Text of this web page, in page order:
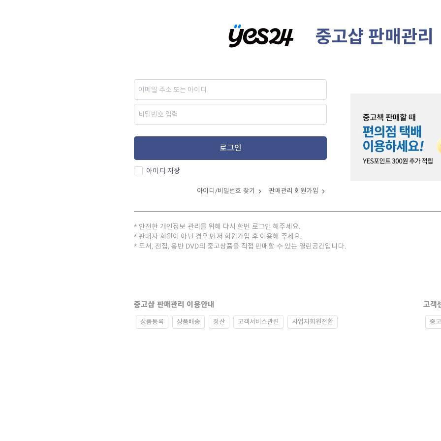
중고샵 판매관리
로그인
아이디 저장
아이디/비밀번호 찾기 판매관리 회원가입
안전한 개인정보 관리를 위해 다시 한번 로그인 해주세요.
판매자 회원이 아닌 경우 먼저 회원가입 후 이용해 주세요.
도서, 전집, 음반 DVD의 중고상품을 직접 판매할 수 있는 열린공간입니다.
중고샵 판매관리 이용안내
상품등록 상품배송 정산 고객서비스관련 사업자회원전환
고객
중